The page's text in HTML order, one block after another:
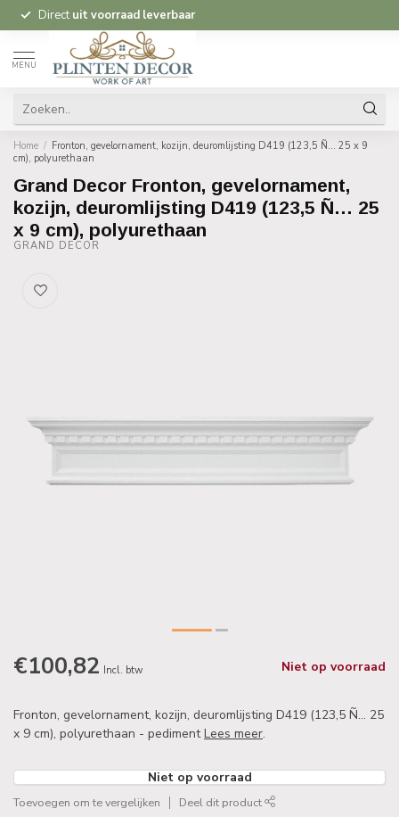
Direct uit voorraad leverbaar
MENU
Home / Fronton, gevelornament, kozijn, deuromlijsting D419 (123,5 Ñ… 25 x 9
cm), polyurethaan
Grand Decor Fronton, gevelornament,
kozijn, deuromlijsting D419 (123,5 Ñ… 25
x 9 cm), polyurethaan
GRAND DECOR
€100,82 Incl. btw Niet op voorraad
Fronton, gevelornament, kozijn, deuromlijsting D419 (123,5 Ñ… 25
x 9 cm), polyurethaan - pedimentLees meer.
Niet op voorraad
Toevoegen om te vergelijken Deel dit product